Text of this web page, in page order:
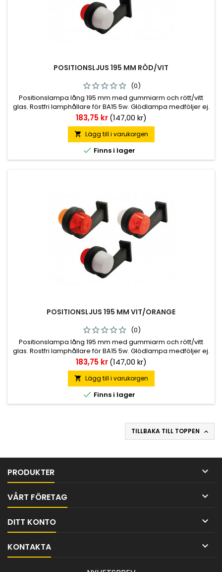
POSITIONSLJUS 195 MM RÖD/VIT
(0)
Positionslampa lång 195 mm med gummiarm och rött/vitt
glas. Rostfri lamphållare för BA15 5w. Glödlampa medföljer ej.
E-Märkt.
Pris
183,75 kr (147,00 kr)
 Lägg till i varukorgen
 Finns i lager
POSITIONSLJUS 195 MM VIT/ORANGE
(0)
Positionslampa lång 195 mm med gummiarm och rött/vitt
glas. Rostfri lamphållare för BA15 5w. Glödlampa medföljer ej.
E-Märkt.
Pris
183,75 kr (147,00 kr)
 Lägg till i varukorgen
 Finns i lager
TILLBAKA TILL TOPPEN 
PRODUKTER 
VÅRT FÖRETAG 
DITT KONTO 
KONTAKTA 